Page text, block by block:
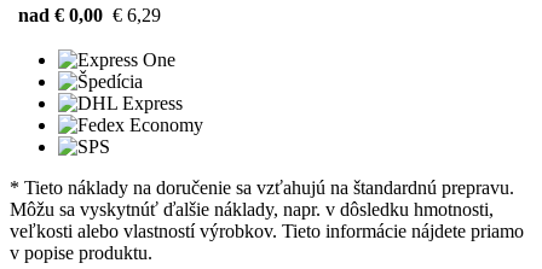
nad € 0,00 € 6,29
* Tieto náklady na doručenie sa vzťahujú na štandardnú prepravu.
Môžu sa vyskytnúť ďalšie náklady, napr. v dôsledku hmotnosti,
veľkosti alebo vlastností výrobkov. Tieto informácie nájdete priamo
v popise produktu.